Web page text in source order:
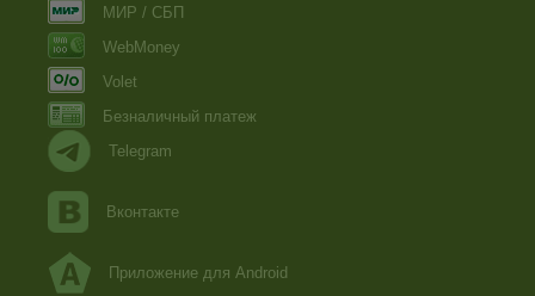
МИР / СБП
WebMoney
Volet
Безналичный платеж
Telegram
Вконтакте
Приложение для Android